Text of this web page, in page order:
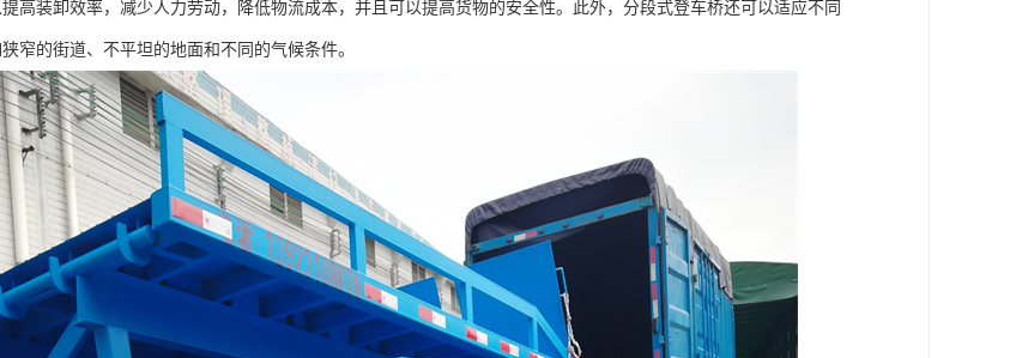
高装卸效率，减少人力劳动，降低物流成本，并且可以提高货物的安全性。此外，分段式登车桥还可以适应不同
窄的街道、不平坦的地面和不同的气候条件。